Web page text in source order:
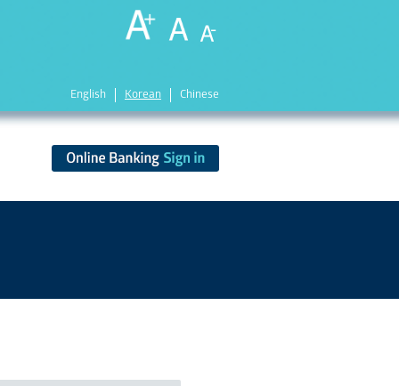
English Korean Chinese